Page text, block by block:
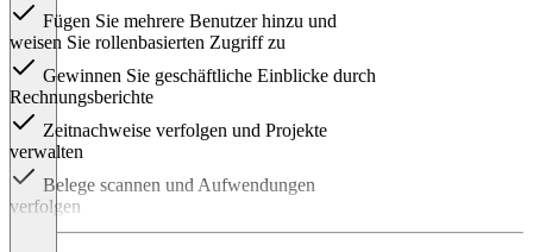
Fügen Sie mehrere Benutzer hinzu und
weisen Sie rollenbasierten Zugriff zu
Gewinnen Sie geschäftliche Einblicke durch
Rechnungsberichte
Zeitnachweise verfolgen und Projekte
verwalten
Belege scannen und Aufwendungen
verfolgen
Selfservice-Portal für Kund:innen